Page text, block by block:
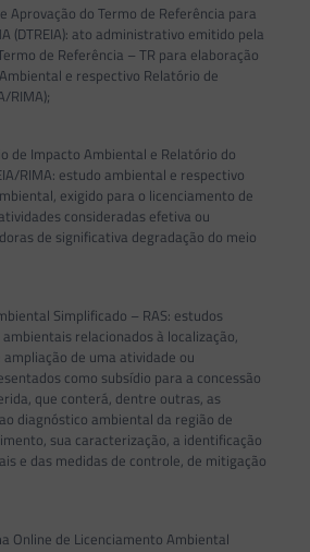
do Termo de Referência para
(DTREIA): ato administrativo emitido pela
de Referência – TR para elaboração
e respectivo Relatório de
RIMA);
Impacto Ambiental e Relatório do
RIMA: estudo ambiental e respectivo
exigido para o licenciamento de
consideradas efetiva ou
de significativa degradação do meio
Simplificado – RAS: estudos
relacionados à localização,
de uma atividade ou
como subsídio para a concessão
que conterá, dentre outras, as
diagnóstico ambiental da região de
sua caracterização, a identificação
e das medidas de controle, de mitigação
de Licenciamento Ambiental